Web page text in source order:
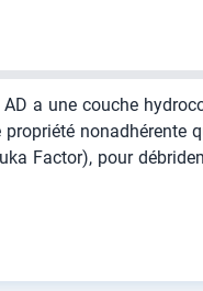
a une couche
Factor), pour